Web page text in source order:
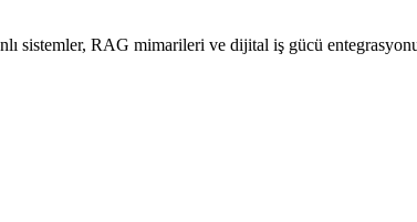
sistemler, RAG mimarileri ve dijital iş gücü